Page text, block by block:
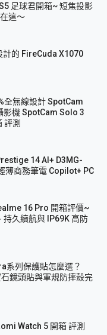
足球君開箱~ 短焦投影
這～
計的 FireCuda X1070
全無線設計 SpotCam
影機 SpotCam Solo 3
評測
14 AI+ D3MG-
薄商務筆電 Copilot+ PC
16 Pro 開箱評價~
久續航與 IP69K 高防
系列保護貼怎麼選？
鏡頭貼與軍規防摔殼完
Watch 5 開箱 評測